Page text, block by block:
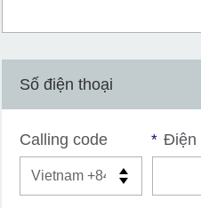
Số điện thoại
Calling code * Điện